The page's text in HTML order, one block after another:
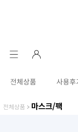
전체상품 사용후
전체상품 > 마스크/팩